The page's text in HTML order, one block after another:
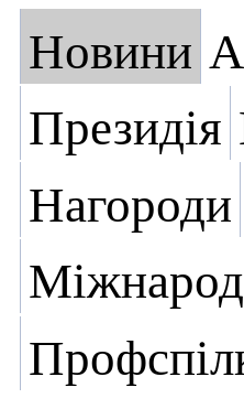
Новини
Президія
Нагороди